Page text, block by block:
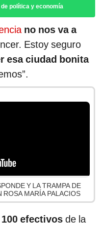
política y economía
no nos va a
Estoy seguro
esa ciudad bonita
Y LA TRAMPA DE
ROSA MARÍA PALACIOS
100 efectivos de la